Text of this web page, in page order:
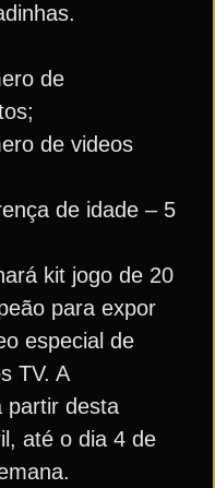
de
de videos
de idade – 5
kit jogo de 20
para expor
especial de
TV. A
partir desta
até o dia 4 de